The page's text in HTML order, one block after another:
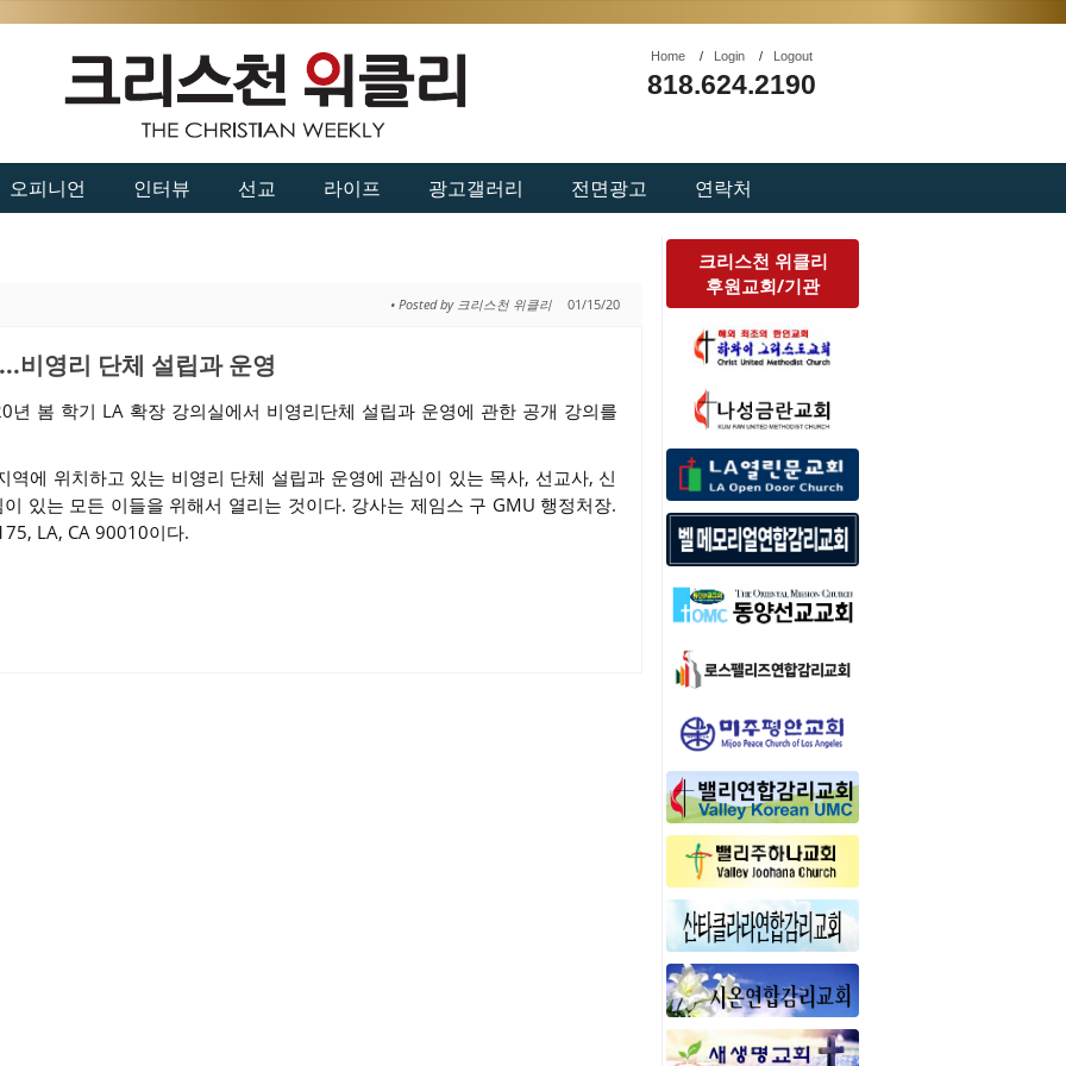
Home/ Login/ Logout
818.624.2190
오피니언 인터뷰 선교 라이프 광고갤러리 전면광고 연락처
• Posted by 크리스천 위클리 01/15/20
비영리 단체 설립과 운영
년 봄 학기 LA 확장 강의실에서 비영리단체 설립과 운영에 관한 공개 강의를
역에 위치하고 있는 비영리 단체 설립과 운영에 관심이 있는 목사, 선교사, 신
있는 모든 이들을 위해서 열리는 것이다. 강사는 제임스 구 GMU 행정처장.
LA, CA 90010이다.
크리스천 위클리
후원교회/기관